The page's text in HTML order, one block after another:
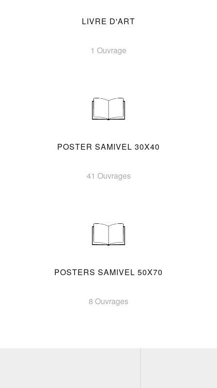
LIVRE D'ART
1 Ouvrage
POSTER SAMIVEL 30X40
41 Ouvrages
POSTERS SAMIVEL 50X70
8 Ouvrages